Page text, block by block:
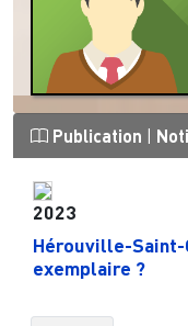
Publication |
2023
Hérouville-
exemplaire ?